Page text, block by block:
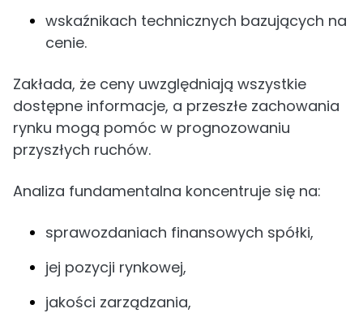
wskaźnikach technicznych bazujących na
cenie.
Zakłada, że ceny uwzględniają wszystkie
dostępne informacje, a przeszłe zachowania
rynku mogą pomóc w prognozowaniu
przyszłych ruchów.
Analiza fundamentalna koncentruje się na:
sprawozdaniach finansowych spółki,
jej pozycji rynkowej,
jakości zarządzania,